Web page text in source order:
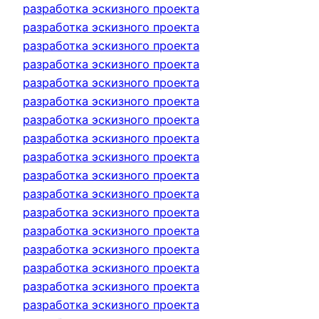
разработка эскизного проекта
разработка эскизного проекта
разработка эскизного проекта
разработка эскизного проекта
разработка эскизного проекта
разработка эскизного проекта
разработка эскизного проекта
разработка эскизного проекта
разработка эскизного проекта
разработка эскизного проекта
разработка эскизного проекта
разработка эскизного проекта
разработка эскизного проекта
разработка эскизного проекта
разработка эскизного проекта
разработка эскизного проекта
разработка эскизного проекта